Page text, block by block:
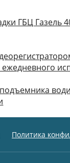
ГБЦ Газель
ежедневного
Политика